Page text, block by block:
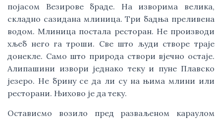
појасом Везирове браде. На изворима велика,
складно сазидана млиница. Три бадња преливена
водом. Млиница постала ресторан. Не производи
хљеб него га троши. Све што људи створе траје
донекле. Само што природа створи вјечно остаје.
Алипашини извори једнако теку и пуне Плавско
језеро. Не брину се да ли су на њима млини или
ресторани. Њихово је да теку.
Остависмо возило пред разваљеном караулом